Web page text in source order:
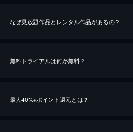
なぜ見放題作品とレンタル作品があるの？
無料トライアルは何が無料？
最大40%※ポイント還元とは？